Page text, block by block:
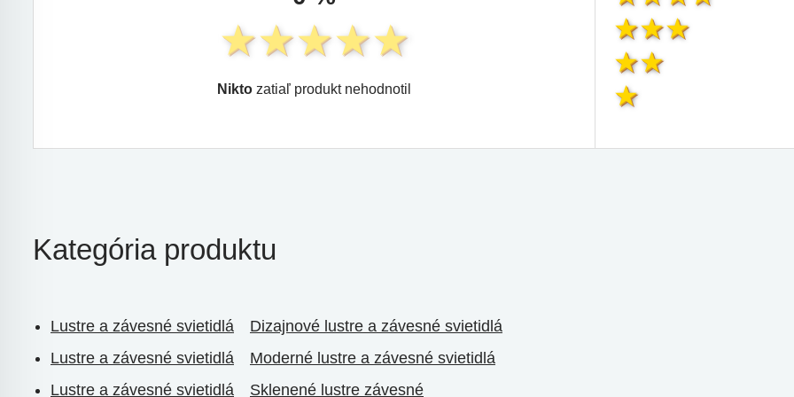
Nikto zatiaľ produkt nehodnotil
Kategória produktu
Lustre a závesné svietidlá
Dizajnové lustre a závesné svietidlá
Lustre a závesné svietidlá
Moderné lustre a závesné svietidlá
Lustre a závesné svietidlá
Sklenené lustre závesné